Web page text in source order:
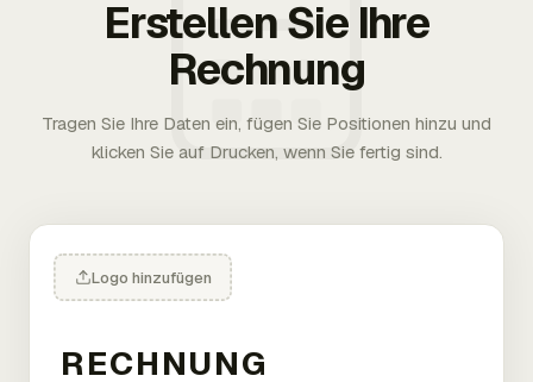
Erstellen Sie Ihre
Rechnung
Tragen Sie Ihre Daten ein, fügen Sie Positionen hinzu und
klicken Sie auf Drucken, wenn Sie fertig sind.
Logo hinzufügen